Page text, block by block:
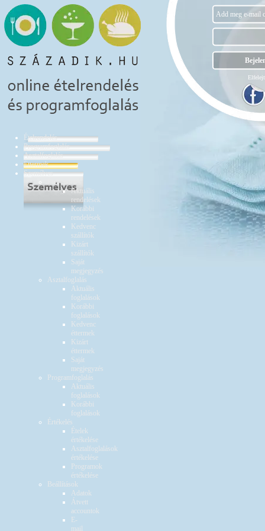
Ételrendelés
Programfoglalás
Asztalfoglalás
Éttermek
Személyes
Ételrendelés
Aktuális
rendelések
Korábbi
rendelések
Kedvenc
szállítók
Kizárt
szállítók
Saját
megjegyzés
Asztalfoglalás
Aktuális
foglalások
Korábbi
foglalások
Kedvenc
éttermek
Kizárt
éttermek
Saját
megjegyzés
Programfoglalás
Aktuális
foglalások
Korábbi
foglalások
Értékelés
Ételek
értékelése
Asztalfoglalások
értékelése
Programok
értékelése
Beállítások
Adatok
Átvett
accountok
E-
mail